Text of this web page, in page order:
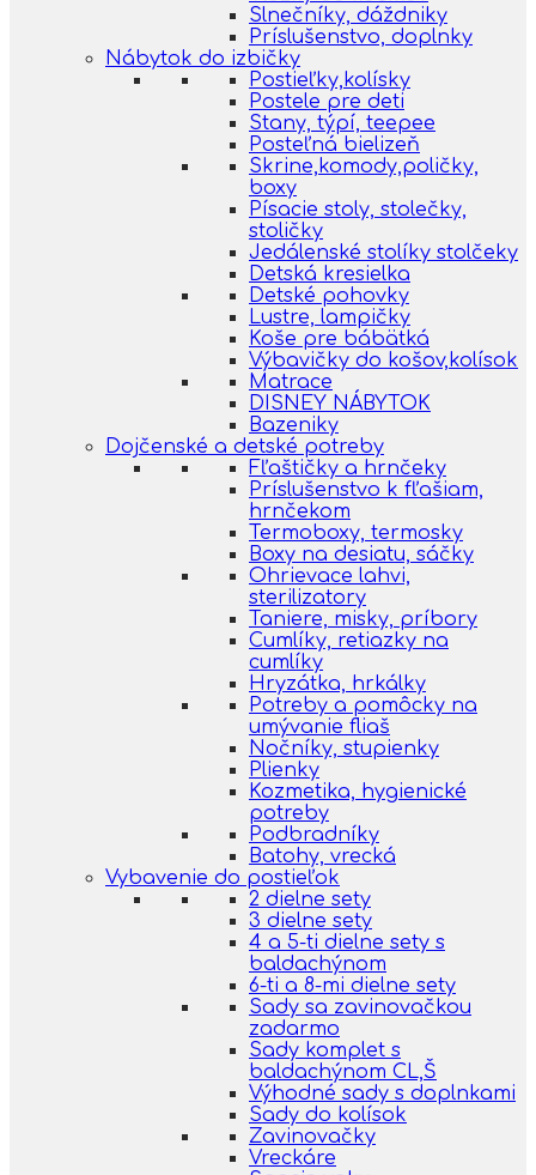
Slnečníky, dáždniky
Príslušenstvo, doplnky
Nábytok do izbičky
Postieľky,kolísky
Postele pre deti
Stany, týpí, teepee
Posteľná bielizeň
Skrine,komody,poličky,
boxy
Písacie stoly, stolečky,
stoličky
Jedálenské stolíky stolčeky
Detská kresielka
Detské pohovky
Lustre, lampičky
Koše pre bábätká
Výbavičky do košov,kolísok
Matrace
DISNEY NÁBYTOK
Bazeniky
Dojčenské a detské potreby
Fľaštičky a hrnčeky
Príslušenstvo k fľašiam,
hrnčekom
Termoboxy, termosky
Boxy na desiatu, sáčky
Ohrievace lahvi,
sterilizatory
Taniere, misky, príbory
Cumlíky, retiazky na
cumlíky
Hryzátka, hrkálky
Potreby a pomôcky na
umývanie fliaš
Nočníky, stupienky
Plienky
Kozmetika, hygienické
potreby
Podbradníky
Batohy, vrecká
Vybavenie do postieľok
2 dielne sety
3 dielne sety
4 a 5-ti dielne sety s
baldachýnom
6-ti a 8-mi dielne sety
Sady sa zavinovačkou
zadarmo
Sady komplet s
baldachýnom CL,Š
Výhodné sady s doplnkami
Sady do kolísok
Zavinovačky
Vreckáre